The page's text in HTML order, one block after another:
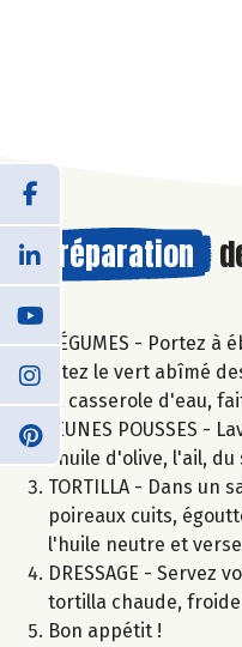
Préparation
LÉGUMES - Portez à
Ôtez le vert abîmé
la casserole d'eau,
JEUNES POUSSES
l'huile d'olive, l'ail,
TORTILLA - Dans
poireaux cuits,
l'huile neutre et
DRESSAGE -
tortilla chaude,
Bon appétit !